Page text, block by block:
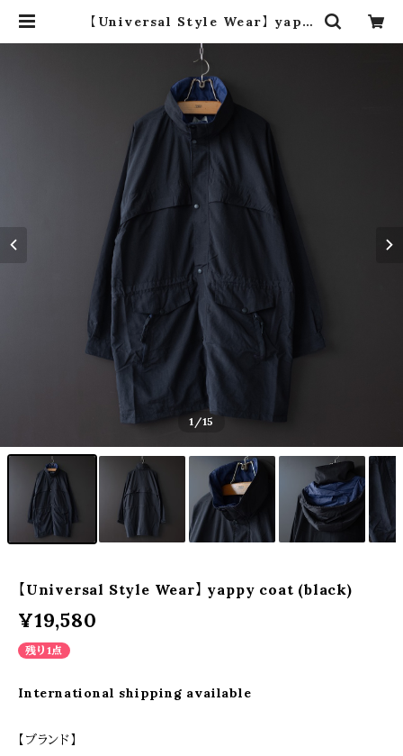
【Universal Style Wear】 yapp
1 /15
【Universal Style Wear】 yappy coat (black)
¥19,580
残り1点
International shipping available
【ブランド】